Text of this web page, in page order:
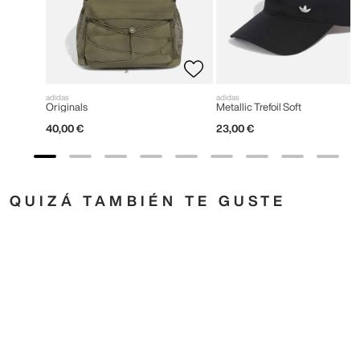
adidas
Originals
40,00 €
adidas
Metallic Trefoil Soft
23,00 €
QUIZÁ TAMBIÉN TE GUSTE